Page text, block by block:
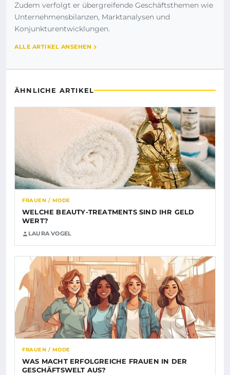
Zudem verfolgt er übergreifende Geschäftsthemen wie
Unternehmensbilanzen, Marktanalysen und
Konjunkturentwicklungen.
ALLE ARTIKEL ANSEHEN
ÄHNLICHE ARTIKEL
FRAUEN / MODE
WELCHE BEAUTY-TREATMENTS SIND IHR GELD
WERT?
LAURA VOGEL
FRAUEN / MODE
WAS MACHT ERFOLGREICHE FRAUEN IN DER
GESCHÄFTSWELT AUS?